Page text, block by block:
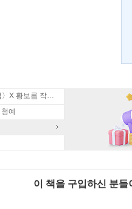
뮤지컬 〈휴남동 서점〉X 황보름 작가 북토크
예
이 책을 구입하신 분